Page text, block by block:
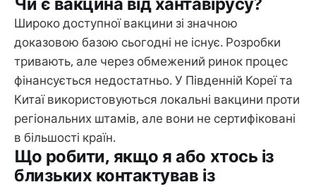
Широко доступної вакцини зі значною
доказовою базою сьогодні не існує. Розробки
тривають, але через обмежений ринок процес
фінансується недостатньо. У Південній Кореї та
Китаї використовуються локальні вакцини проти
регіональних штамів, але вони не сертифіковані
в більшості країн.
Що робити, якщо я або хтось із
близьких контактував із